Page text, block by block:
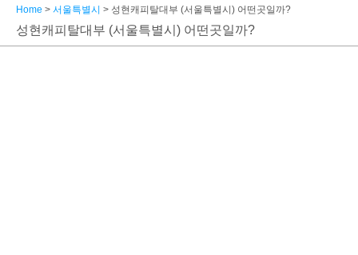
Home > 서울특별시 > 성현캐피탈대부 (서울특별시) 어떤곳일까?
성현캐피탈대부 (서울특별시) 어떤곳일까?